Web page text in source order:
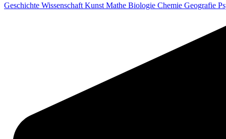
Geschichte Wissenschaft Kunst Mathe Biologie Chemie Geografie